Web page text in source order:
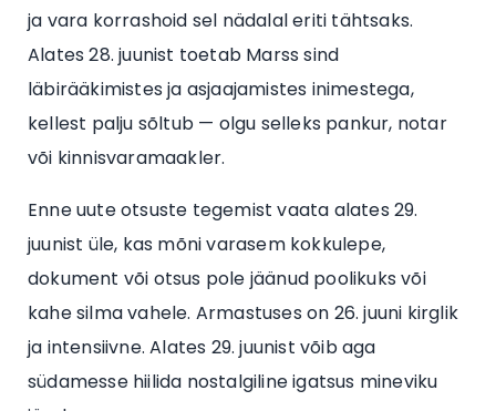
ja vara korrashoid sel nädalal eriti tähtsaks.
Alates 28. juunist toetab Marss sind
läbirääkimistes ja asjaajamistes inimestega,
kellest palju sõltub — olgu selleks pankur, notar
või kinnisvaramaakler.
Enne uute otsuste tegemist vaata alates 29.
juunist üle, kas mõni varasem kokkulepe,
dokument või otsus pole jäänud poolikuks või
kahe silma vahele. Armastuses on 26. juuni kirglik
ja intensiivne. Alates 29. juunist võib aga
südamesse hiilida nostalgiline igatsus mineviku